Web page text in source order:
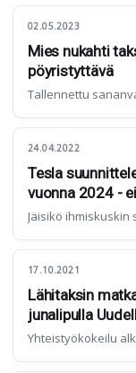
02.05.2023
Mies nukahti
pöyristyttävä
Tallennettu
24.04.2022
Tesla
vuonna 2024 -
Jäisikö
17.10.2021
Lähitaksin
junalipulla
Yhteistyökokeilu